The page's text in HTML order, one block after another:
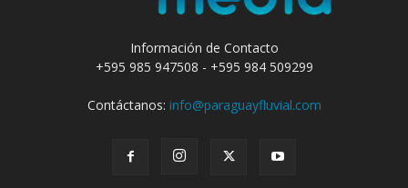
Información de Contacto
+595 985 947508 - +595 984 509299
Contáctanos: info@paraguayfluvial.com